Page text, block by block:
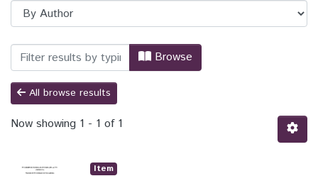
Browsing PPGFISA - Programa de
Browse
All browse results
Now showing 1 - 1 of 1
Item